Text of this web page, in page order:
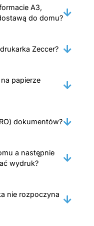
A3,
do domu?
Zeccer?
papierze
dokumentów?
a następnie
wydruk?
nie rozpoczyna